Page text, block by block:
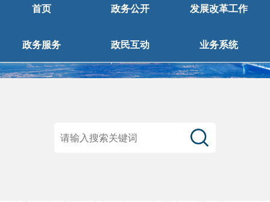
首页 政务公开 发展改革工作
政务服务 政民互动 业务系统